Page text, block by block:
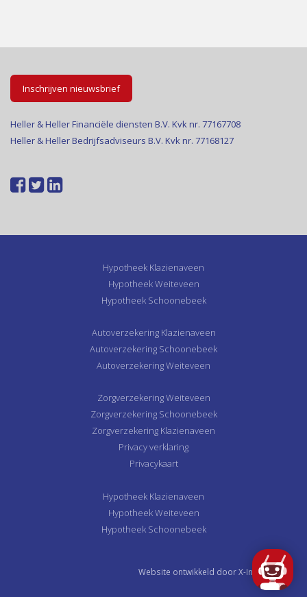
Inschrijven nieuwsbrief
Heller & Heller Financiële diensten B.V. Kvk nr. 77167708
Heller & Heller Bedrijfsadviseurs B.V. Kvk nr. 77168127
Hypotheek Klazienaveen
Hypotheek Weiteveen
Hypotheek Schoonebeek
Autoverzekering Klazienaveen
Autoverzekering Schoonebeek
Autoverzekering Weiteveen
Zorgverzekering Weiteveen
Zorgverzekering Schoonebeek
Zorgverzekering Klazienaveen
Privacy verklaring
Privacykaart
Hypotheek Klazienaveen
Hypotheek Weiteveen
Hypotheek Schoonebeek
Website ontwikkeld doorX-Interactive